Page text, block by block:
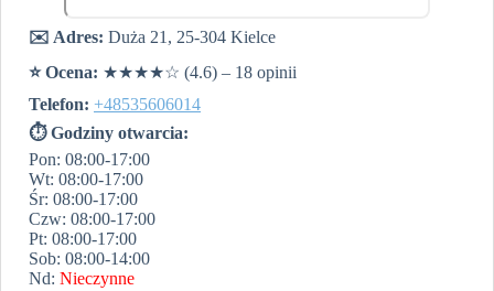
✉️ Adres: Duża 21, 25-304 Kielce
⭐️ Ocena: ★★★★☆ (4.6) – 18 opinii
Telefon: +48535606014
⏱ Godziny otwarcia:
Pon: 08:00-17:00
Wt: 08:00-17:00
Śr: 08:00-17:00
Czw: 08:00-17:00
Pt: 08:00-17:00
Sob: 08:00-14:00
Nd: Nieczynne